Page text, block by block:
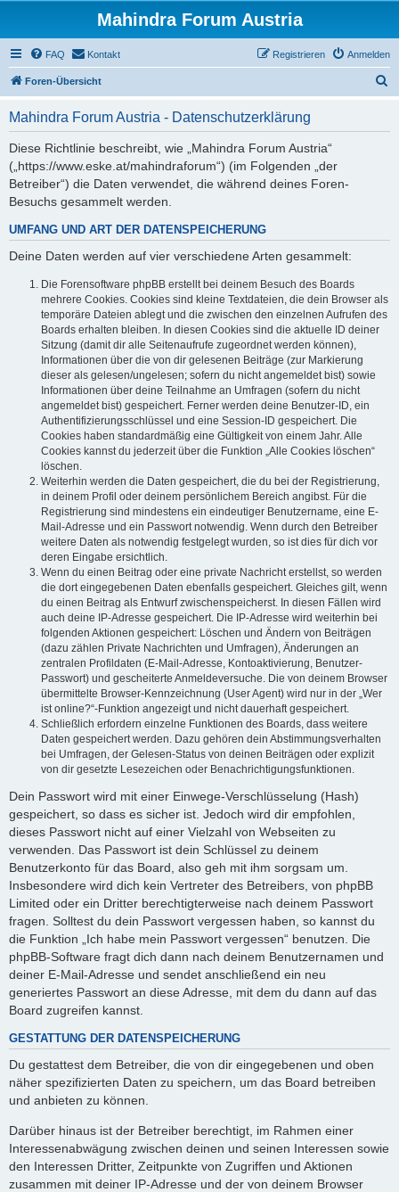
Mahindra Forum Austria
FAQ Kontakt Anmelden
Registrieren
Foren-Übersicht
Mahindra Forum Austria - Datenschutzerklärung
Diese Richtlinie beschreibt, wie „Mahindra Forum Austria“
(„https://www.eske.at/mahindraforum“) (im Folgenden „der
Betreiber“) die Daten verwendet, die während deines Foren-
Besuchs gesammelt werden.
UMFANG UND ART DER DATENSPEICHERUNG
Deine Daten werden auf vier verschiedene Arten gesammelt:
Die Forensoftware phpBB erstellt bei deinem Besuch des Boards
mehrere Cookies. Cookies sind kleine Textdateien, die dein Browser als
temporäre Dateien ablegt und die zwischen den einzelnen Aufrufen des
Boards erhalten bleiben. In diesen Cookies sind die aktuelle ID deiner
Sitzung (damit dir alle Seitenaufrufe zugeordnet werden können),
Informationen über die von dir gelesenen Beiträge (zur Markierung
dieser als gelesen/ungelesen; sofern du nicht angemeldet bist) sowie
Informationen über deine Teilnahme an Umfragen (sofern du nicht
angemeldet bist) gespeichert. Ferner werden deine Benutzer-ID, ein
Authentifizierungsschlüssel und eine Session-ID gespeichert. Die
Cookies haben standardmäßig eine Gültigkeit von einem Jahr. Alle
Cookies kannst du jederzeit über die Funktion „Alle Cookies löschen“
löschen.
Weiterhin werden die Daten gespeichert, die du bei der Registrierung,
in deinem Profil oder deinem persönlichem Bereich angibst. Für die
Registrierung sind mindestens ein eindeutiger Benutzername, eine E-
Mail-Adresse und ein Passwort notwendig. Wenn durch den Betreiber
weitere Daten als notwendig festgelegt wurden, so ist dies für dich vor
deren Eingabe ersichtlich.
Wenn du einen Beitrag oder eine private Nachricht erstellst, so werden
die dort eingegebenen Daten ebenfalls gespeichert. Gleiches gilt, wenn
du einen Beitrag als Entwurf zwischenspeicherst. In diesen Fällen wird
auch deine IP-Adresse gespeichert. Die IP-Adresse wird weiterhin bei
folgenden Aktionen gespeichert: Löschen und Ändern von Beiträgen
(dazu zählen Private Nachrichten und Umfragen), Änderungen an
zentralen Profildaten (E-Mail-Adresse, Kontoaktivierung, Benutzer-
Passwort) und gescheiterte Anmeldeversuche. Die von deinem Browser
übermittelte Browser-Kennzeichnung (User Agent) wird nur in der „Wer
ist online?“-Funktion angezeigt und nicht dauerhaft gespeichert.
Schließlich erfordern einzelne Funktionen des Boards, dass weitere
Daten gespeichert werden. Dazu gehören dein Abstimmungsverhalten
bei Umfragen, der Gelesen-Status von deinen Beiträgen oder explizit
von dir gesetzte Lesezeichen oder Benachrichtigungsfunktionen.
Dein Passwort wird mit einer Einwege-Verschlüsselung (Hash)
gespeichert, so dass es sicher ist. Jedoch wird dir empfohlen,
dieses Passwort nicht auf einer Vielzahl von Webseiten zu
verwenden. Das Passwort ist dein Schlüssel zu deinem
Benutzerkonto für das Board, also geh mit ihm sorgsam um.
Insbesondere wird dich kein Vertreter des Betreibers, von phpBB
Limited oder ein Dritter berechtigterweise nach deinem Passwort
fragen. Solltest du dein Passwort vergessen haben, so kannst du
die Funktion „Ich habe mein Passwort vergessen“ benutzen. Die
phpBB-Software fragt dich dann nach deinem Benutzernamen und
deiner E-Mail-Adresse und sendet anschließend ein neu
generiertes Passwort an diese Adresse, mit dem du dann auf das
Board zugreifen kannst.
GESTATTUNG DER DATENSPEICHERUNG
Du gestattest dem Betreiber, die von dir eingegebenen und oben
näher spezifizierten Daten zu speichern, um das Board betreiben
und anbieten zu können.
Darüber hinaus ist der Betreiber berechtigt, im Rahmen einer
Interessenabwägung zwischen deinen und seinen Interessen sowie
den Interessen Dritter, Zeitpunkte von Zugriffen und Aktionen
zusammen mit deiner IP-Adresse und der von deinem Browser